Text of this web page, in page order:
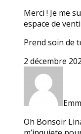
Merci ! Je me
espace de
Prend soin de
2 décembre
Oh Bonsoir